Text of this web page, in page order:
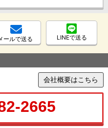
ールで送る LINEで送る
会社概要はこちら
2665